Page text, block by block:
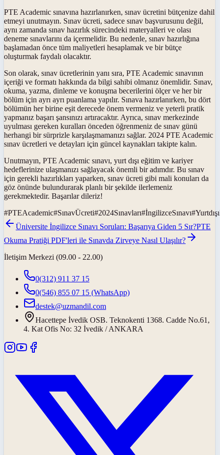
PTE Academic sınavına hazırlanırken, sınav ücretini bütçenize dahil
etmeyi unutmayın. Sınav ücreti, sadece sınav başvurusunu değil,
aynı zamanda sınav hazırlık sürecindeki materyalleri ve olası
deneme sınavlarını da içermelidir. Bu nedenle, sınav hazırlığına
başlamadan önce tüm maliyetleri hesaplamak ve bir bütçe
oluşturmak faydalı olacaktır.
Son olarak, sınav ücretlerinin yanı sıra, PTE Academic sınavının
içeriği ve formatı hakkında da bilgi sahibi olmanız önemlidir. Sınav,
okuma, yazma, dinleme ve konuşma becerilerini ölçer ve her bir
bölüm için ayrı ayrı puanlama yapılır. Sınava hazırlanırken, bu dört
bölümün her birine eşit derecede önem vermeniz ve yeterli pratik
yapmanız başarı şansınızı artıracaktır. Ayrıca, sınav merkezinde
uyulması gereken kuralları önceden öğrenmeniz de sınav günü
herhangi bir sürprizle karşılaşmamanızı sağlar. 2024 PTE Academic
sınav ücretleri ve detayları için güncel kaynakları takipte kalın.
Unutmayın, PTE Academic sınavı, yurt dışı eğitim ve kariyer
hedeflerinize ulaşmanızı sağlayacak önemli bir adımdır. Bu sınav
için gerekli hazırlıkları yaparken, sınav ücreti gibi mali konuları da
göz önünde bulundurarak planlı bir şekilde ilerlemeniz
gerekmektedir. Başarılar dileriz!
#PTEAcademic#SınavÜcreti#2024Sınavları#İngilizceSınavı#
Üniversite İngilizce Sınavı Soruları: Başarıya Giden 5 Sır?PTE
Okuma Pratiği PDF'leri ile Sınavda Zirveye Nasıl Ulaşılır?
İletişim Merkezi (09.00 - 22.00)
0(312) 911 37 15
0(546) 855 07 15 (WhatsApp)
destek@uzmandil.com
Hacettepe İvedik OSB. Teknokenti 1368. Cadde No.61,
4. Kat Ofis No: 32 İvedik / ANKARA